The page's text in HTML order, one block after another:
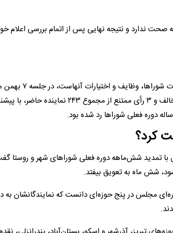
صحت ندارد و نتیجه نهایی پس از اتمام بررسی اعلام
مصوبه اصلاح قانون انتخابات شورا‌ها شامل اصلاحاتی در
شورای اسلامی بررسی شد. در این جلسه، نمایندگان با ۱۳۶ رأی موافق، ۱۰۰ رأی مخالف و ۳ رأی ممتنع از مجموع ۲۴۳
دوره فعلی شورا‌ها رد شده بود.
تمدید شش‌ماهه دوره فعلی شورا‌های شهر و روستا
مجلس در پنج حوزه‌ای دانست که نمایندگانشان به